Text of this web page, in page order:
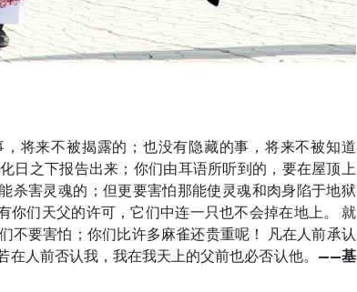
将来不被揭露的；也没有隐藏的事，将来不被知道
日之下报告出来；你们由耳语所听到的，要在屋顶上
杀害灵魂的；但更要害怕那能使灵魂和肉身陷于地狱
你们天父的许可，它们中连一只也不会掉在地上。 就
不要害怕；你们比许多麻雀还贵重呢！ 凡在人前承认
人前否认我，我在我天上的父前也必否认他。 ——基